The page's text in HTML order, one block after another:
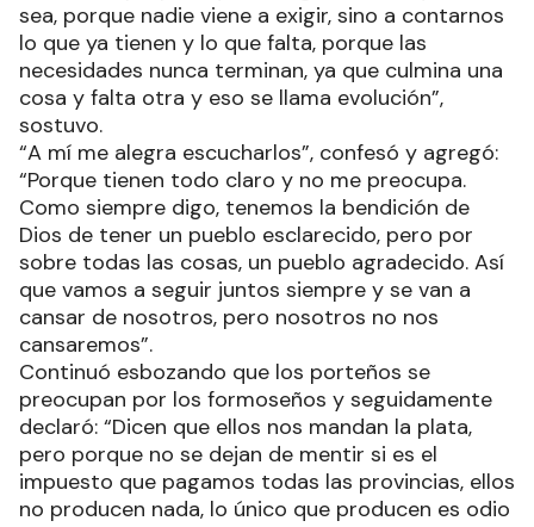
sea, porque nadie viene a exigir, sino a contarnos
lo que ya tienen y lo que falta, porque las
necesidades nunca terminan, ya que culmina una
cosa y falta otra y eso se llama evolución”,
sostuvo.
“A mí me alegra escucharlos”, confesó y agregó:
“Porque tienen todo claro y no me preocupa.
Como siempre digo, tenemos la bendición de
Dios de tener un pueblo esclarecido, pero por
sobre todas las cosas, un pueblo agradecido. Así
que vamos a seguir juntos siempre y se van a
cansar de nosotros, pero nosotros no nos
cansaremos”.
Continuó esbozando que los porteños se
preocupan por los formoseños y seguidamente
declaró: “Dicen que ellos nos mandan la plata,
pero porque no se dejan de mentir si es el
impuesto que pagamos todas las provincias, ellos
no producen nada, lo único que producen es odio